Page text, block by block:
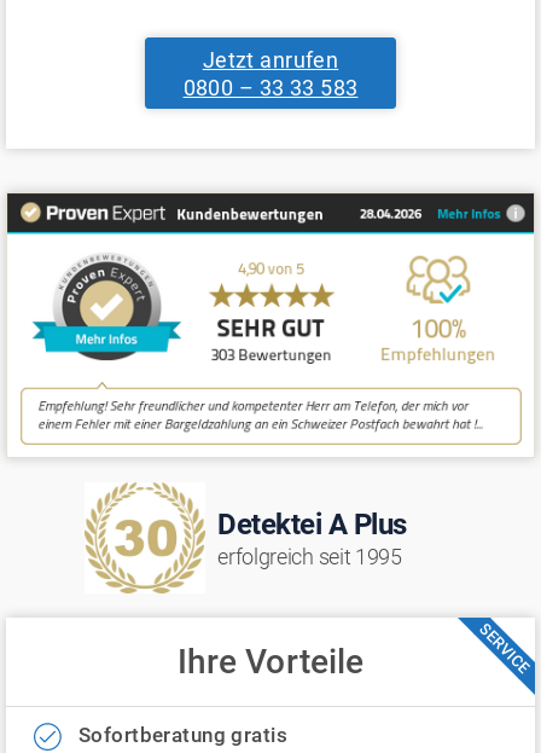
Jetzt anrufen
0800 – 33 33 583
Detektei A Plus
erfolgreich seit 1995
SERVICE
Ihre Vorteile
Sofortberatung gratis